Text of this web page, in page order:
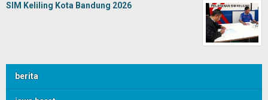
SIM Keliling Kota Bandung 2026
berita